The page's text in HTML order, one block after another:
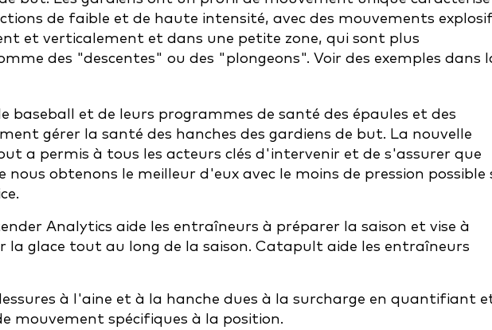
de faible et de haute intensité, avec des mouvements
et verticalement et dans une petite zone, qui sont plus
des "descentes" ou des "plongeons". Voir des exemples dans
baseball et de leurs programmes de santé des épaules et des
gérer la santé des hanches des gardiens de but. La nouvelle
a permis à tous les acteurs clés d'intervenir et de s'assurer que
nous obtenons le meilleur d'eux avec le moins de pression possible
Analytics aide les entraîneurs à préparer la saison et vise à
la glace tout au long de la saison. Catapult aide les entraîneurs
à l'aine et à la hanche dues à la surcharge en quantifiant
mouvement spécifiques à la position.